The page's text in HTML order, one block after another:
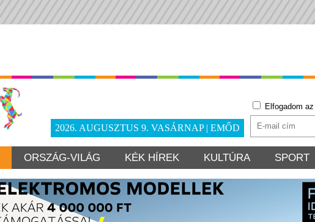
2026. AUGUSZTUS 9. VASÁRNAP | EMŐD
Elfogadom az
ORSZÁG-VILÁG KÉK HÍREK KULTÚRA SPORT